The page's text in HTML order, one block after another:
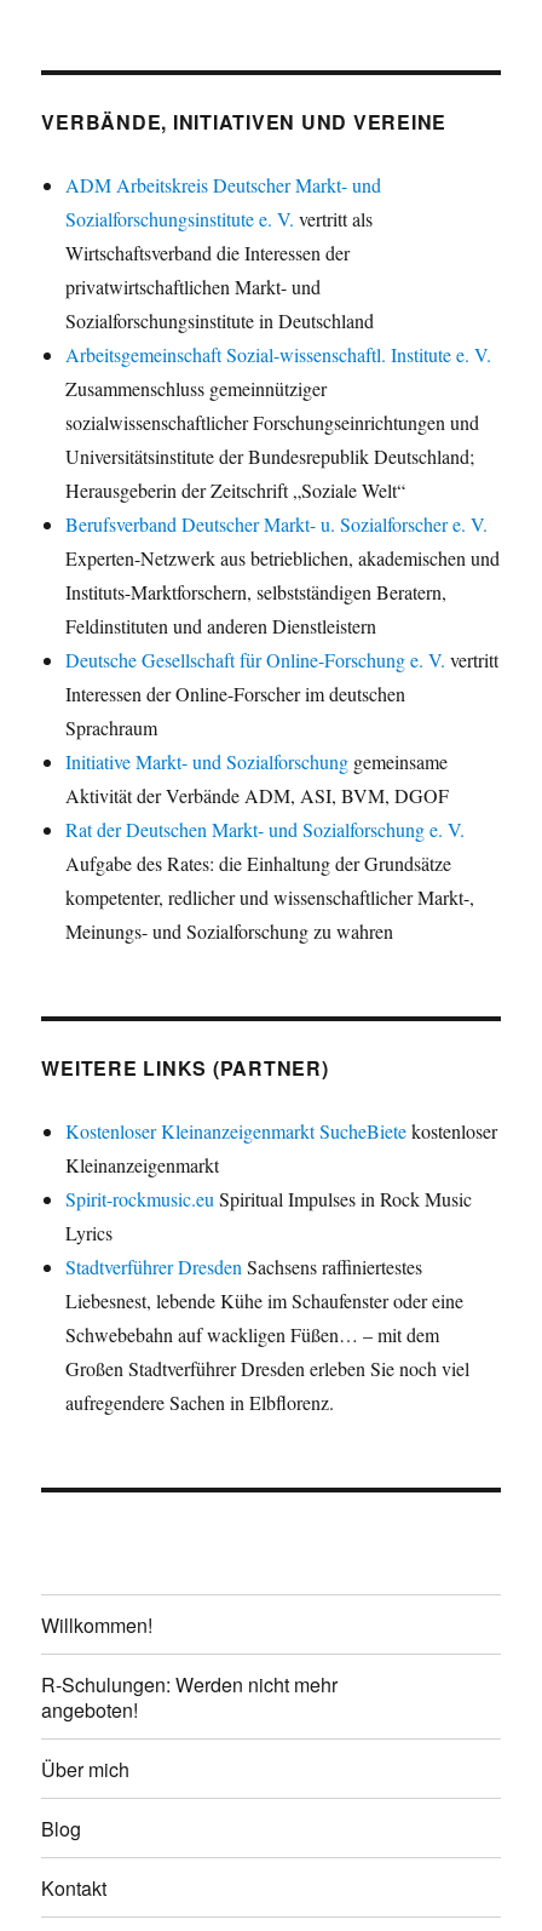
VERBÄNDE, INITIATIVEN UND VEREINE
ADM Arbeitskreis Deutscher Markt- und
Sozialforschungsinstitute e. V. vertritt als
Wirtschaftsverband die Interessen der
privatwirtschaftlichen Markt- und
Sozialforschungsinstitute in Deutschland
Arbeitsgemeinschaft Sozial-wissenschaftl. Institute e. V.
Zusammenschluss gemeinnütziger
sozialwissenschaftlicher Forschungseinrichtungen und
Universitätsinstitute der Bundesrepublik Deutschland;
Herausgeberin der Zeitschrift „Soziale Welt“
Berufsverband Deutscher Markt- u. Sozialforscher e. V.
Experten-Netzwerk aus betrieblichen, akademischen und
Instituts-Marktforschern, selbstständigen Beratern,
Feldinstituten und anderen Dienstleistern
Deutsche Gesellschaft für Online-Forschung e. V. vertritt
Interessen der Online-Forscher im deutschen
Sprachraum
Initiative Markt- und Sozialforschung gemeinsame
Aktivität der Verbände ADM, ASI, BVM, DGOF
Rat der Deutschen Markt- und Sozialforschung e. V.
Aufgabe des Rates: die Einhaltung der Grundsätze
kompetenter, redlicher und wissenschaftlicher Markt-,
Meinungs- und Sozialforschung zu wahren
WEITERE LINKS (PARTNER)
Kostenloser Kleinanzeigenmarkt SucheBietekostenloser
Kleinanzeigenmarkt
Spirit-rockmusic.eu Spiritual Impulses in Rock Music
Lyrics
Stadtverführer Dresden Sachsens raffiniertestes
Liebesnest, lebende Kühe im Schaufenster oder eine
Schwebebahn auf wackligen Füßen… – mit dem
Großen Stadtverführer Dresden erleben Sie noch viel
aufregendere Sachen in Elbflorenz.
Willkommen!
R-Schulungen: Werden nicht mehr
angeboten!
Über mich
Blog
Kontakt